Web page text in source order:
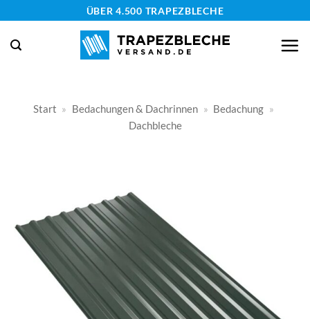
springen
ÜBER 4.500 TRAPEZBLECHE
Start » Bedachungen & Dachrinnen » Bedachung »
Dachbleche